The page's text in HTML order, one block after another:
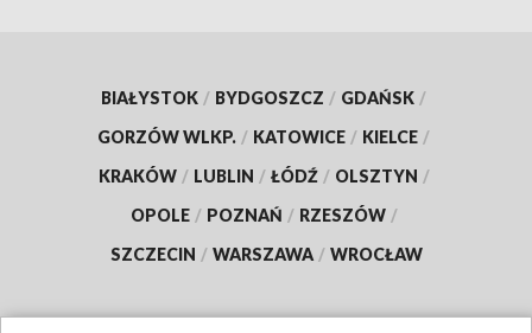
BIAŁYSTOK / BYDGOSZCZ / GDAŃSK /
GORZÓW WLKP. / KATOWICE / KIELCE /
KRAKÓW / LUBLIN / ŁÓDŹ / OLSZTYN /
OPOLE / POZNAŃ / RZESZÓW /
SZCZECIN / WARSZAWA / WROCŁAW